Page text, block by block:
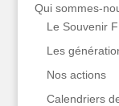
Qui
Le Souvenir
Les
Nos actions
Calendriers